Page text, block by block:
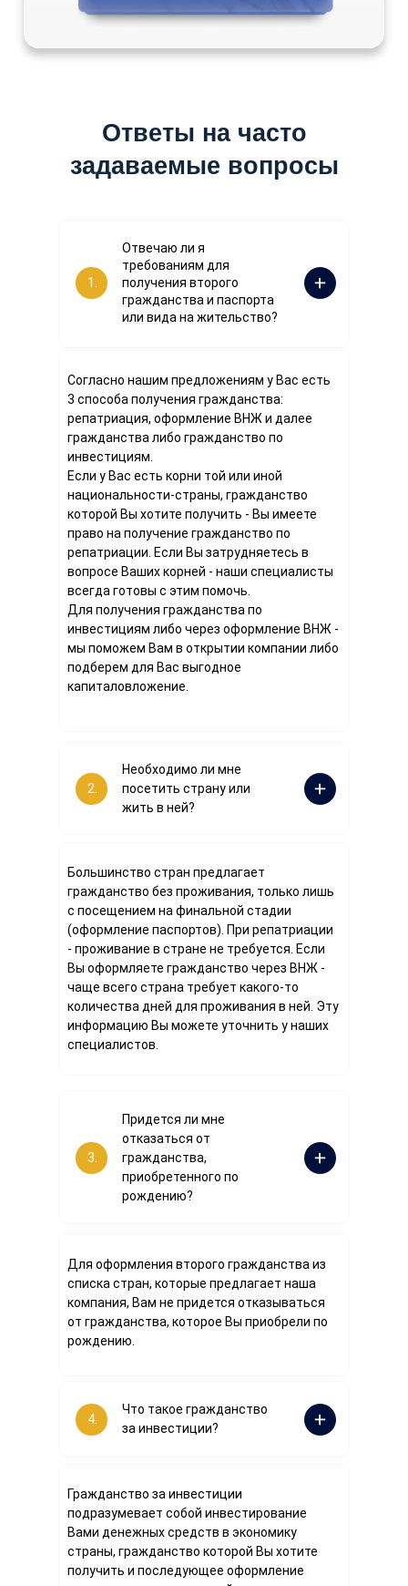
Ответы на часто
задаваемые вопросы
1.
Отвечаю ли я
требованиям для
получения второго
гражданства и паспорта
или вида на жительство?
Согласно нашим предложениям у Вас есть
3 способа получения гражданства:
репатриация, оформление ВНЖ и далее
гражданства либо гражданство по
инвестициям.
Если у Вас есть корни той или иной
национальности-страны, гражданство
которой Вы хотите получить - Вы имеете
право на получение гражданство по
репатриации. Если Вы затрудняетесь в
вопросе Ваших корней - наши специалисты
всегда готовы с этим помочь.
Для получения гражданства по
инвестициям либо через оформление ВНЖ -
мы поможем Вам в открытии компании либо
подберем для Вас выгодное
капиталовложение.
2.
Необходимо ли мне
посетить страну или
жить в ней?
Большинство стран предлагает
гражданство без проживания, только лишь
с посещением на финальной стадии
(оформление паспортов). При репатриации
- проживание в стране не требуется. Если
Вы оформляете гражданство через ВНЖ -
чаще всего страна требует какого-то
количества дней для проживания в ней. Эту
информацию Вы можете уточнить у наших
специалистов.
3.
Придется ли мне
отказаться от
гражданства,
приобретенного по
рождению?
Для оформления второго гражданства из
списка стран, которые предлагает наша
компания, Вам не придется отказываться
от гражданства, которое Вы приобрели по
рождению.
Что такое гражданство
за инвестиции?
4.
Гражданство за инвестиции
подразумевает собой инвестирование
Вами денежных средств в экономику
страны, гражданство которой Вы хотите
получить и последующее оформление